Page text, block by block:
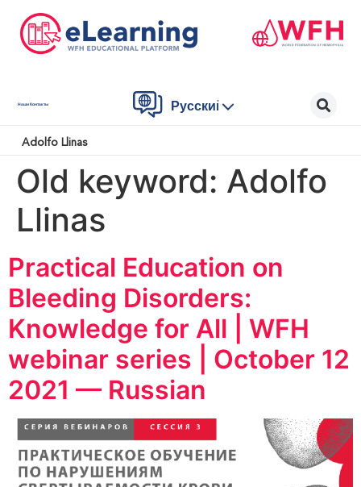
Наши Контакты Русский
Adolfo Llinas
Old keyword: Adolfo
Llinas
Practical Education on
Bleeding Disorders:
Knowledge for All | WFH
webinar series | October 12
2021 — Russian